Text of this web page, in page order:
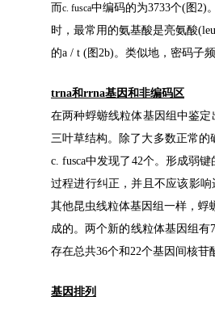
而c. fusca中编码的为3733个(图2)
时，最常用的氨基酸是亮氨酸
的a / t (图2b)。类似地，密码子
trna和rrna基因和非编码区
在两种蜉蝣线粒体基因组中鉴定
三叶草结构。除了大多数正常的
c. fusca中发现了42个。形成弱
过程进行纠正，并且不应该影
其他昆虫线粒体基因组一样，
成的。两个新的线粒体基因组
存在总共36个和22个基因间核苷
基因排列